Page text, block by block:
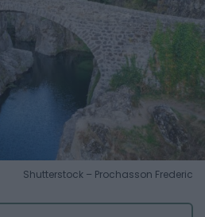
Shutterstock – Prochasson Frederic